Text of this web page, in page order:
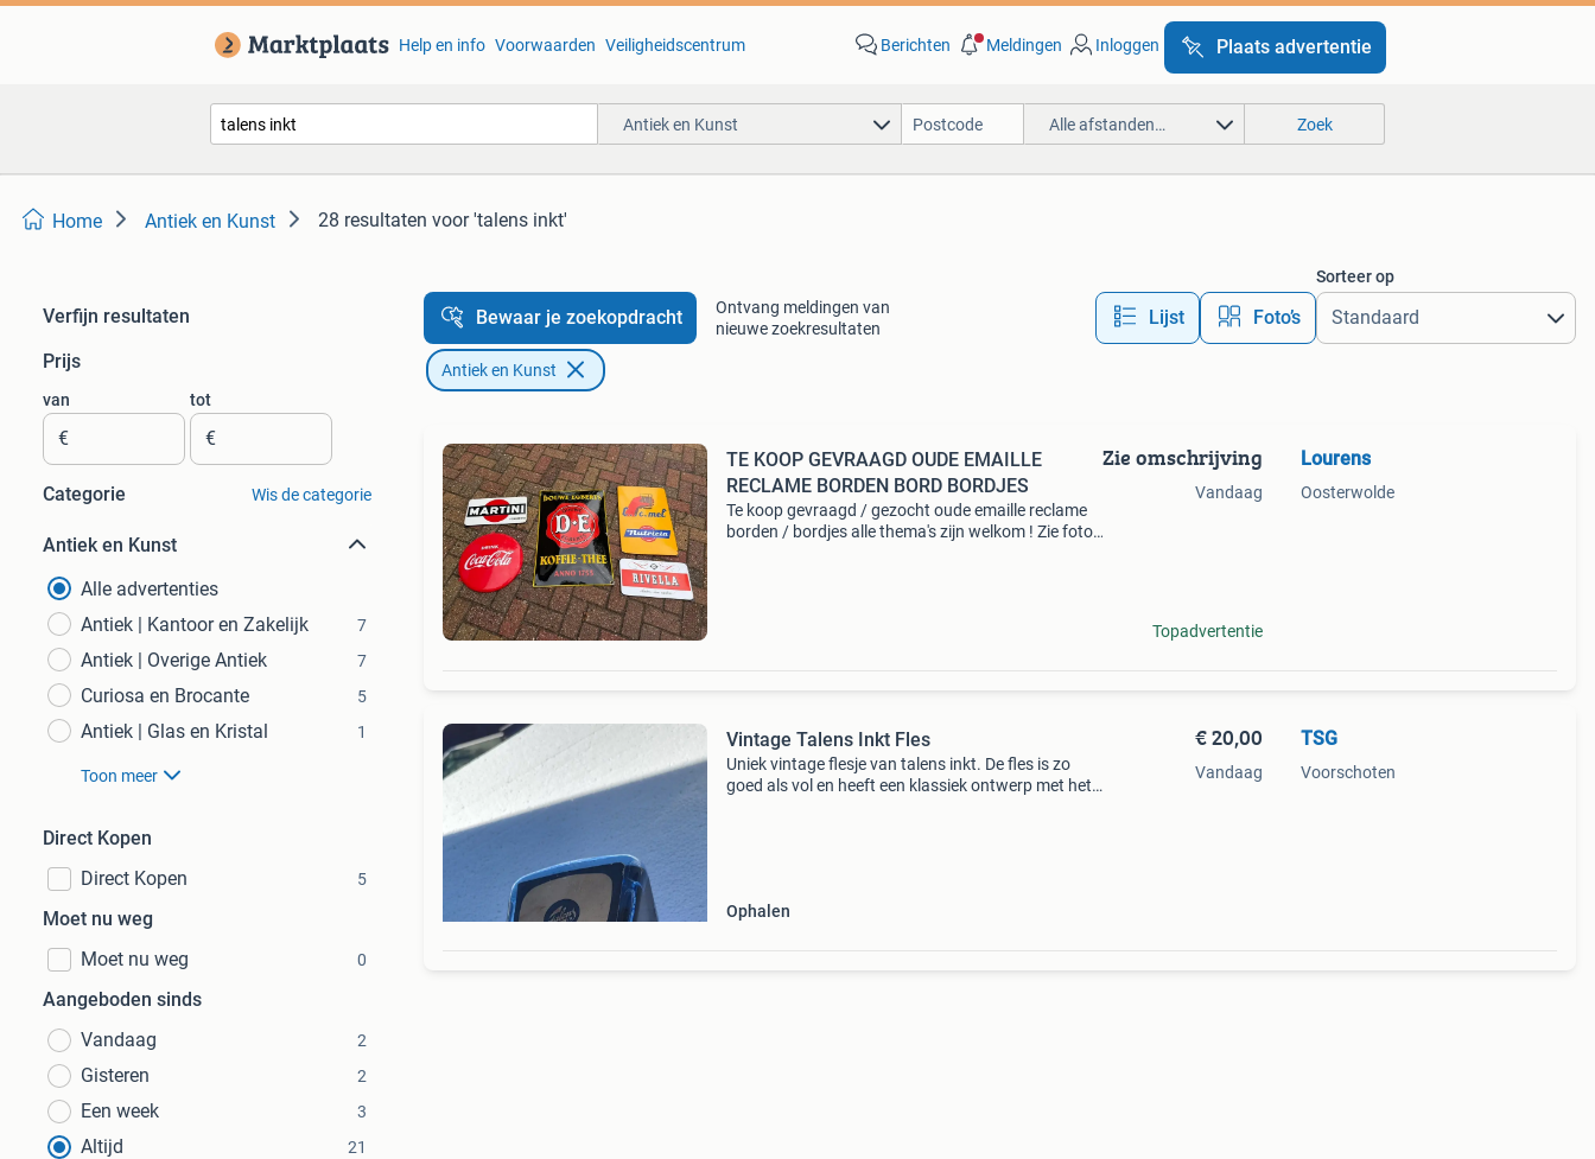
Help en info Voorwaarden Veiligheidscentrum Berichten Meldingen Inloggen Plaats advertentie
Antiek en Kunst Alle afstanden… Zoek
Home Antiek en Kunst 28 resultaten voor 'talens inkt'
Verfijn resultaten
Prijs
van
€
tot
€
Categorie Wis de categorie
Antiek en Kunst
Alle advertenties
Antiek | Kantoor en Zakelijk
7
Antiek | Overige Antiek 7
Curiosa en Brocante 5
Antiek | Glas en Kristal 1
Toon meer
Direct Kopen
Direct Kopen
5
Moet nu weg
Moet nu weg
0
Aangeboden sinds
Vandaag
2
Gisteren 2
Een week 3
Altijd 21
Bewaar je zoekopdracht
Ontvang meldingen van
nieuwe zoekresultaten
Lijst Foto’s
Sorteer op
Antiek en Kunst
TE KOOP GEVRAAGD OUDE EMAILLE
RECLAME BORDEN BORD BORDJES
Te koop gevraagd / gezocht oude emaille reclame
borden / bordjes alle thema's zijn welkom ! Zie foto’s
Zie omschrijving
Vandaag
Topadvertentie
Lourens
Oosterwolde
Vintage Talens Inkt Fles
Uniek vintage flesje van talens inkt. De fles is zo
goed als vol en heeft een klassiek ontwerp met het
Ophalen
€ 20,00
Vandaag
TSG
Voorschoten